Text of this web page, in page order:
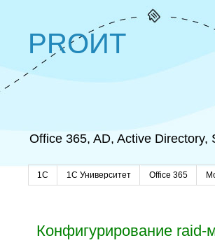
PROИТ
Office 365, AD, Active Directory,
1C 1С Университет Office 365
Конфигурирование raid-